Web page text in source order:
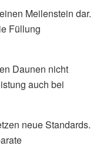
Meilenstein dar.
Füllung
Daunen nicht
auch bei
neue Standards.